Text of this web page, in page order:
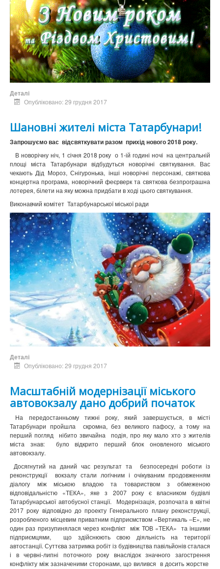
Деталі
Опубліковано: 29 грудня 2017
Шановні жителі міста Татарбунари!
Запрошуємо вас відсвяткувати разом прихід нового 2018 року.
В новорічну ніч, 1 січня 2018 року о 1-ій годині ночі на центральній
площі міста Татарбунари відбудуться новорічні святкування. Вас
чекають Дід Мороз, Снігуронька, інші новорічні персонажі, святкова
концертна програма, новорічний феєрверк та святкова безпрограшна
лотерея, білети на яку можна придбати в ході цього святкування.
Виконавчий комітет Татарбунарської міської ради
Деталі
Опубліковано: 29 грудня 2017
Масштабній модернізації міського
автовокзалу дано добрий початок
На передостанньому тижні року, який завершується, в місті
Татарбунари пройшла скромна, без великого пафосу, а тому на
перший погляд нібито звичайна подія, про яку мало хто з жителів
міста знав: було відкрито перший блок оновленого міського
автовокзалу.
Досягнутий на даний час результат та безпосередні роботи із
реконструкції вокзалу стали логічним і очікуваним продовженням
діалогу між міською владою та товариством з обмеженою
відповідальністю «ТЕКА», яке з 2007 року є власником будівлі
Татарбунарської автобусної станції. Модернізація, розпочата в квітні
2017 року відповідно до проекту Генерального плану реконструкції,
розробленого місцевим приватним підприємством «Вертикаль –Е», не
один раз призупинялася через конфлікт між ТОВ «ТЕКА» та іншими
підприємцями, що здійснюють свою діяльність на території
автостанції. Суттєва затримка робітіз будівництва павільйонів сталася
і в червні-липні поточного року внаслідок значного загострення
конфлікту між зазначеними сторонами, що вилився в досить жорстке